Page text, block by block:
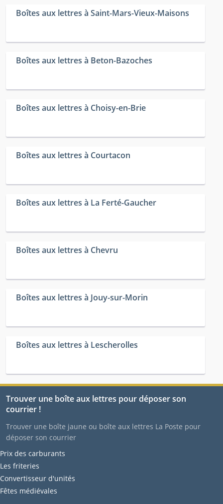
Boîtes aux lettres à Saint-Mars-Vieux-Maisons
Boîtes aux lettres à Beton-Bazoches
Boîtes aux lettres à Choisy-en-Brie
Boîtes aux lettres à Courtacon
Boîtes aux lettres à La Ferté-Gaucher
Boîtes aux lettres à Chevru
Boîtes aux lettres à Jouy-sur-Morin
Boîtes aux lettres à Lescherolles
Trouver une boîte aux lettres pour déposer son
courrier !
Trouver une boîte jaune ou boîte aux lettres La Poste pour
déposer son courrier
Prix des carburants
Les friteries
Convertisseur d'unités
Fêtes médiévales